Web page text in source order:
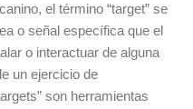
el término “target” se
o señal específica que el
o interactuar de alguna
un ejercicio de
son herramientas